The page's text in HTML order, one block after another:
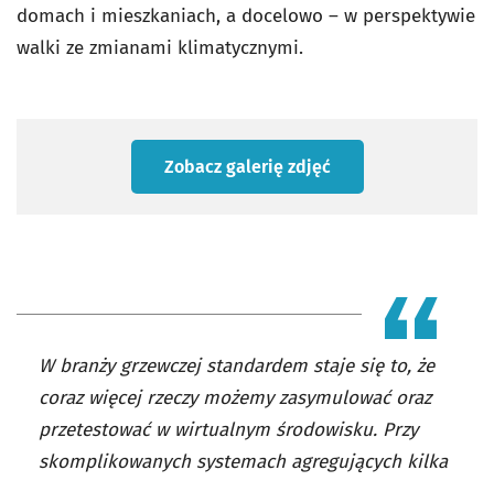
domach i mieszkaniach, a docelowo – w perspektywie
walki ze zmianami klimatycznymi.
Zobacz galerię zdjęć
W branży grzewczej standardem staje się to, że
coraz więcej rzeczy możemy zasymulować oraz
przetestować w wirtualnym środowisku. Przy
skomplikowanych systemach agregujących kilka